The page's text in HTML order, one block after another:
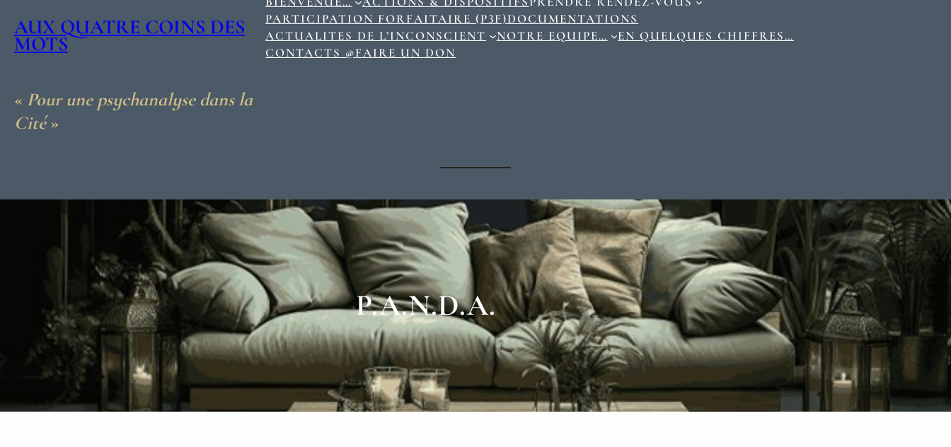
AUX QUATRE COINS DES
MOTS
« Pour une psychanalyse dans la
Cité»
PARTICIPATION FORFAITAIRE (P3F)DOCUMENTATIONS
ACTUALITES DE L’INCONSCIENT
NOTRE EQUIPE…
EN QUELQUES CHIFFRES…
CONTACTS @FAIRE UN DON
P.A.N.D.A.